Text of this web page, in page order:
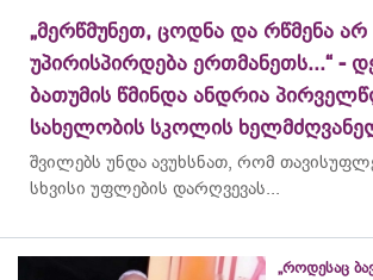
„მერწმუნეთ, ცოდნა და რწმენა არ
უპირისპირდება ერთმანეთს...“ -
ბათუმის წმინდა ანდრია
სახელობის სკოლის
შვილებს უნდა ავუხსნათ, რომ
სხვისი უფლების დარღვევას...
„როდესაც